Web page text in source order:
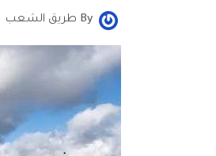
By طريق الشعب